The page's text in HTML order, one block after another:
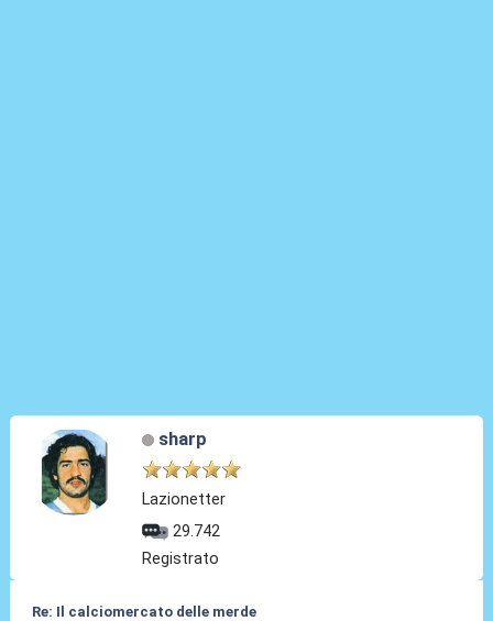
sharp
Lazionetter
29.742
Registrato
Re: Il calciomercato delle merde